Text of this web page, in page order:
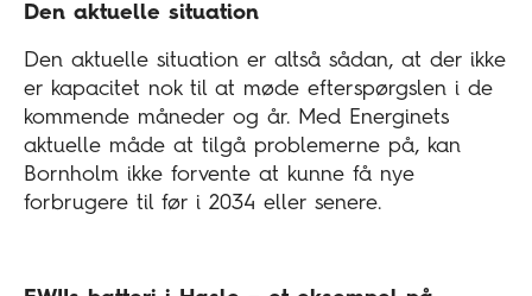
Den aktuelle situation
Den aktuelle situation er altså sådan, at der ikke
er kapacitet nok til at møde efterspørgslen i de
kommende måneder og år. Med Energinets
aktuelle måde at tilgå problemerne på, kan
Bornholm ikke forvente at kunne få nye
forbrugere til før i 2034 eller senere.